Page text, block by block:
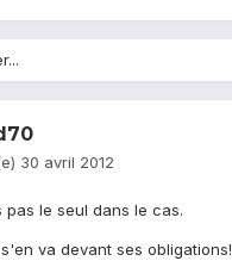
30 avril 2012
pas le seul dans le cas.
va devant ses obligations!